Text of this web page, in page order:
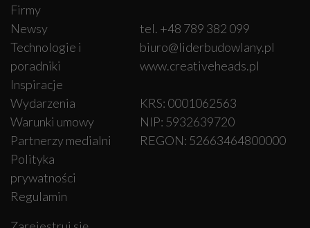
Firmy
Newsy
Technologie i
poradniki
Inspiracje
Wydarzenia
Warunki umowy
Partnerzy medialni
Polityka
prywatności
Regulamin
tel. +48 789 382 099
biuro@liderbudowlany.pl
www.creativeheads.pl
KRS: 0001062563
NIP: 5932639720
REGON: 52663464800000